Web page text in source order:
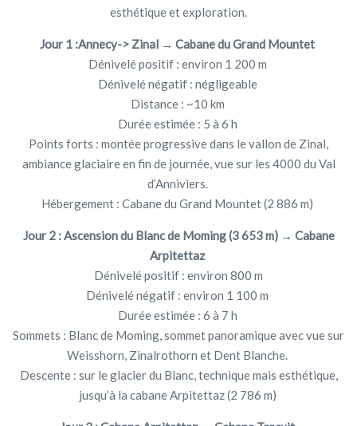
esthétique et exploration.
Jour 1 :Annecy-> Zinal → Cabane du Grand Mountet
Dénivelé positif : environ 1 200 m
Dénivelé négatif : négligeable
Distance : ~10 km
Durée estimée : 5 à 6 h
Points forts : montée progressive dans le vallon de Zinal,
ambiance glaciaire en fin de journée, vue sur les 4000 du Val
d’Anniviers.
Hébergement : Cabane du Grand Mountet (2 886 m)
Jour 2 : Ascension du Blanc de Moming (3 653 m) → Cabane
Arpitettaz
Dénivelé positif : environ 800 m
Dénivelé négatif : environ 1 100 m
Durée estimée : 6 à 7 h
Sommets : Blanc de Moming, sommet panoramique avec vue sur
Weisshorn, Zinalrothorn et Dent Blanche.
Descente : sur le glacier du Blanc, technique mais esthétique,
jusqu’à la cabane Arpitettaz (2 786 m)